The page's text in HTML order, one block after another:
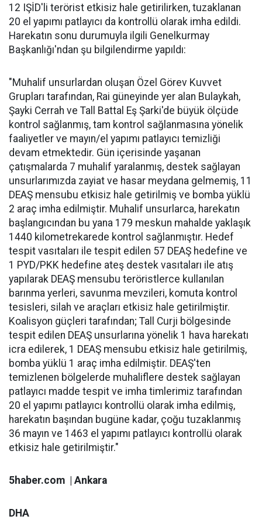
12 IŞİD'li terörist etkisiz hale getirilirken, tuzaklanan
20 el yapımı patlayıcı da kontrollü olarak imha edildi.
Harekatın sonu durumuyla ilgili Genelkurmay
Başkanlığı'ndan şu bilgilendirme yapıldı:
"Muhalif unsurlardan oluşan Özel Görev Kuvvet
Grupları tarafından, Rai güneyinde yer alan Bulaykah,
Şayki Cerrah ve Tall Battal Eş Şarki'de büyük ölçüde
kontrol sağlanmış, tam kontrol sağlanmasına yönelik
faaliyetler ve mayın/el yapımı patlayıcı temizliği
devam etmektedir. Gün içerisinde yaşanan
çatışmalarda 7 muhalif yaralanmış, destek sağlayan
unsurlarımızda zayiat ve hasar meydana gelmemiş, 11
DEAŞ mensubu etkisiz hale getirilmiş ve bomba yüklü
2 araç imha edilmiştir. Muhalif unsurlarca, harekatın
başlangıcından bu yana 179 meskun mahalde yaklaşık
1440 kilometrekarede kontrol sağlanmıştır. Hedef
tespit vasıtaları ile tespit edilen 57 DEAŞ hedefine ve
1 PYD/PKK hedefine ateş destek vasıtaları ile atış
yapılarak DEAŞ mensubu teröristlerce kullanılan
barınma yerleri, savunma mevzileri, komuta kontrol
tesisleri, silah ve araçları etkisiz hale getirilmiştir.
Koalisyon güçleri tarafından; Tall Curji bölgesinde
tespit edilen DEAŞ unsurlarına yönelik 1 hava harekatı
icra edilerek, 1 DEAŞ mensubu etkisiz hale getirilmiş,
bomba yüklü 1 araç imha edilmiştir. DEAŞ'ten
temizlenen bölgelerde muhaliflere destek sağlayan
patlayıcı madde tespit ve imha timlerimiz tarafından
20 el yapımı patlayıcı kontrollü olarak imha edilmiş,
harekatın başından bugüne kadar, çoğu tuzaklanmış
36 mayın ve 1463 el yapımı patlayıcı kontrollü olarak
etkisiz hale getirilmiştir."
5haber.com | Ankara
DHA